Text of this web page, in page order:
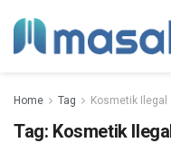
Home Tag Kosmetik Ilegal
Tag: Kosmetik